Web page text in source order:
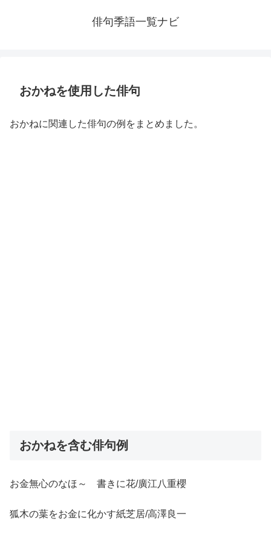
俳句季語一覧ナビ
おかねを使用した俳句
おかねに関連した俳句の例をまとめました。
おかねを含む俳句例
お金無心のなほ～ゝ書きに花/廣江八重櫻
狐木の葉をお金に化かす紙芝居/高澤良一